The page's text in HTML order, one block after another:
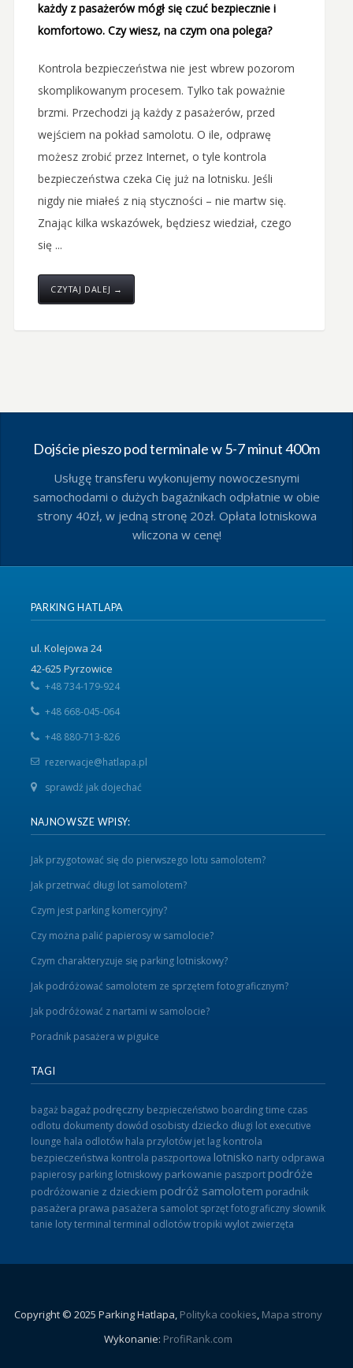
każdy z pasażerów mógł się czuć bezpiecznie i
komfortowo. Czy wiesz, na czym ona polega?
Kontrola bezpieczeństwa nie jest wbrew pozorom
skomplikowanym procesem. Tylko tak poważnie
brzmi. Przechodzi ją każdy z pasażerów, przed
wejściem na pokład samolotu. O ile, odprawę
możesz zrobić przez Internet, o tyle kontrola
bezpieczeństwa czeka Cię już na lotnisku. Jeśli
nigdy nie miałeś z nią styczności – nie martw się.
Znając kilka wskazówek, będziesz wiedział, czego
się ...
CZYTAJ DALEJ →
Dojście pieszo pod terminale w 5-7 minut 400m
Usługę transferu wykonujemy nowoczesnymi
samochodami o dużych bagażnikach odpłatnie w obie
strony 40zł, w jedną stronę 20zł. Opłata lotniskowa
wliczona w cenę!
PARKING HATLAPA
ul. Kolejowa 24
42-625 Pyrzowice
+48 734-179-924
+48 668-045-064
+48 880-713-826
rezerwacje@hatlapa.pl
sprawdź jak dojechać
NAJNOWSZE WPISY:
Jak przygotować się do pierwszego lotu samolotem?
Jak przetrwać długi lot samolotem?
Czym jest parking komercyjny?
Czy można palić papierosy w samolocie?
Czym charakteryzuje się parking lotniskowy?
Jak podróżować samolotem ze sprzętem fotograficznym?
Jak podróżować z nartami w samolocie?
Poradnik pasażera w pigułce
TAGI
bagaż bagaż podręczny bezpieczeństwo boarding time czas
odlotu dokumenty dowód osobisty dziecko długi lot executive
lounge hala odlotów hala przylotów jet lag kontrola
bezpieczeństwa kontrola paszportowa lotnisko narty odprawa
papierosy parking lotniskowy parkowanie paszport podróże
podróżowanie z dzieckiem podróż samolotem poradnik
pasażera prawa pasażera samolot sprzęt fotograficzny słownik
tanie loty terminal terminal odlotów tropiki wylot zwierzęta
Copyright © 2025 Parking Hatlapa, Polityka cookies, Mapa strony
Wykonanie: ProfiRank.com